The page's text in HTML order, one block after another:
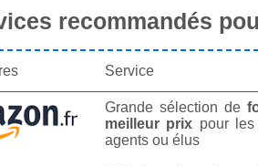
recommandés
Service
Grande sélection de
meilleur prix pour les
agents ou élus